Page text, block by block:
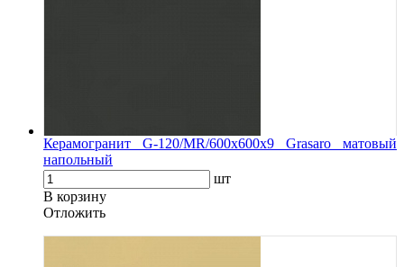
Керамогранит G-120/MR/600x600x9 Grasaro матовый
напольный
шт
В корзину
Oтложить